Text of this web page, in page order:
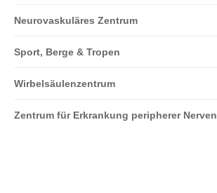
Neurovaskuläres Zentrum
Sport, Berge & Tropen
Wirbelsäulenzentrum
Zentrum für Erkrankung peripherer Nerven